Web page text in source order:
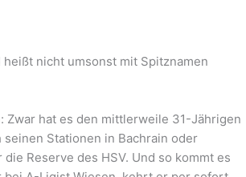
nicht umsonst mit Spitznamen
Zwar hat es den mittlerweile 31-Jährigen
Stationen in Bachrain oder
Reserve des HSV. Und so kommt es